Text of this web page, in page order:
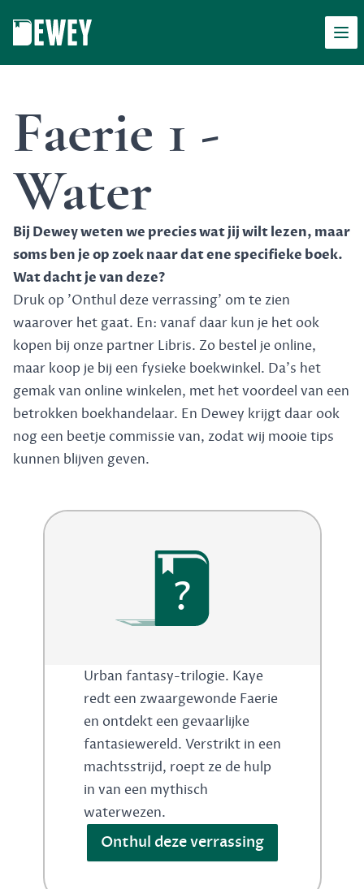
Faerie 1 -
Water
Bij Dewey weten we precies wat jij wilt lezen, maar
soms ben je op zoek naar dat ene specifieke boek.
Wat dacht je van deze?
Druk op 'Onthul deze verrassing' om te zien
waarover het gaat. En: vanaf daar kun je het ook
kopen bij onze partner Libris. Zo bestel je online,
maar koop je bij een fysieke boekwinkel. Da's het
gemak van online winkelen, met het voordeel van een
betrokken boekhandelaar. En Dewey krijgt daar ook
nog een beetje commissie van, zodat wij mooie tips
kunnen blijven geven.
?
Urban fantasy-trilogie. Kaye
redt een zwaargewonde Faerie
en ontdekt een gevaarlijke
fantasiewereld. Verstrikt in een
machtsstrijd, roept ze de hulp
in van een mythisch
waterwezen.
Onthul deze verrassing